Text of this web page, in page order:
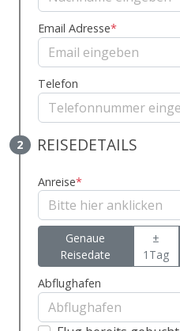
Email Adresse*
Telefon
2 REISEDETAILS
Anreise*
Genaue
Reisedate
±
1Tag
Abflughafen